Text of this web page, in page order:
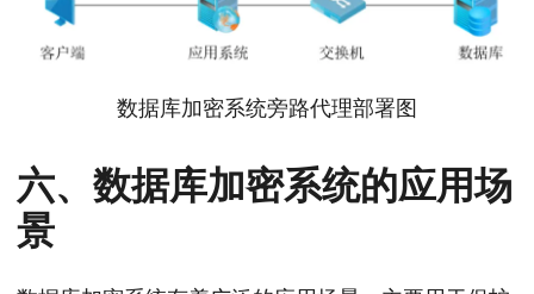
数据库加密系统旁路代理部署图
六、数据库加密系统的应用场
景